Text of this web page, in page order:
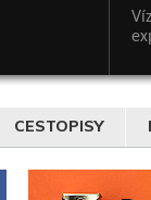
CESTOPISY